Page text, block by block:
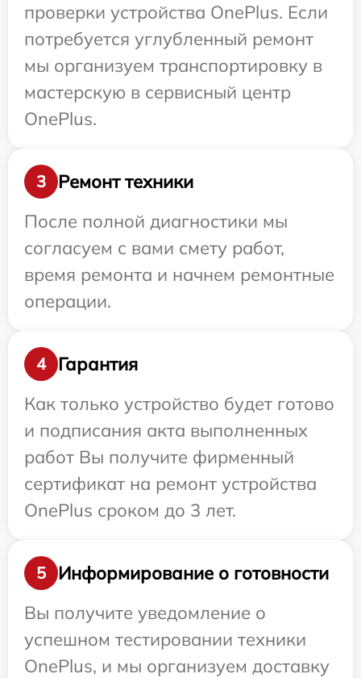
проверки устройства OnePlus. Если
потребуется углубленный ремонт
мы организуем транспортировку в
мастерскую в сервисный центр
OnePlus.
3
Ремонт техники
После полной диагностики мы
согласуем с вами смету работ,
время ремонта и начнем ремонтные
операции.
4
Гарантия
Как только устройство будет готово
и подписания акта выполненных
работ Вы получите фирменный
сертификат на ремонт устройства
OnePlus сроком до 3 лет.
5
Информирование о готовности
Вы получите уведомление о
успешном тестировании техники
OnePlus, и мы организуем доставку